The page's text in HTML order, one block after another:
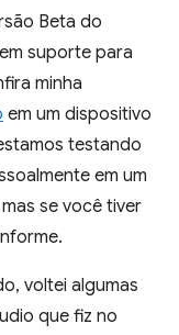
Beta do
suporte para
minha
em um dispositivo
testando
em um
mas se você tiver
voltei algumas
que fiz no